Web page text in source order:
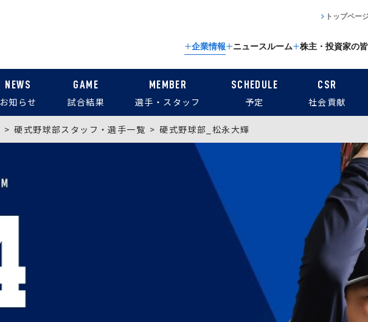
企業情報 ニュースルーム 株主・投資家の
トップペー
NEWS
お知らせ
GAME
試合結果
MEMBER
選手・スタッフ
SCHEDULE
予定
CSR
社会貢献
硬式野球部スタッフ・選手一覧 硬式野球部_松永大輝